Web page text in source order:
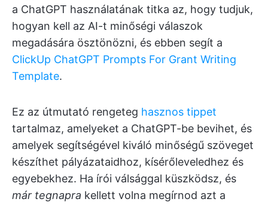
a ChatGPT használatának titka az, hogy tudjuk,
hogyan kell az AI-t minőségi válaszok
megadására ösztönözni, és ebben segít a
ClickUp ChatGPT Prompts For Grant Writing
Template.
Ez az útmutató rengeteg hasznos tippet
tartalmaz, amelyeket a ChatGPT-be bevihet, és
amelyek segítségével kiváló minőségű szöveget
készíthet pályázataidhoz, kísérőleveledhez és
egyebekhez. Ha írói válsággal küszködsz, és
már tegnapra kellett volna megírnod azt a